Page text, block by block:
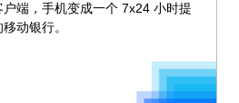
端，手机变成一个 7x24 小时提
动银行。